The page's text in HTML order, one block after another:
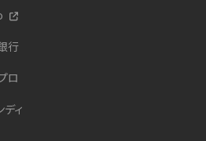
行
ロ
ディ